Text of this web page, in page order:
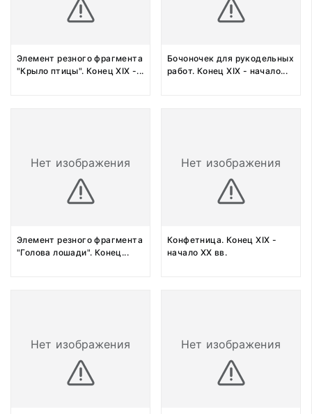
Элемент резного фрагмента
"Крыло птицы". Конец XIX -...
Бочоночек для рукодельных
работ. Конец XIX - начало...
Нет изображения
Элемент резного фрагмента
"Голова лошади". Конец...
Нет изображения
Конфетница. Конец XIX -
начало XX вв.
Нет изображения Нет изображения